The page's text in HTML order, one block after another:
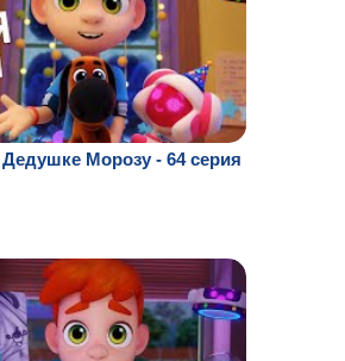
Морозу - 64 серия